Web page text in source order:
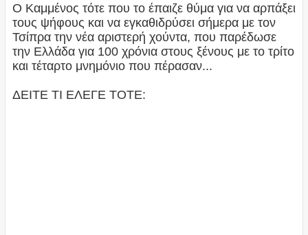
Ο Καμμένος τότε που το έπαιζε θύμα για να αρπάξει
τους ψήφους και να εγκαθιδρύσει σήμερα με τον
Τσίπρα την νέα αριστερή χούντα, που παρέδωσε
την Ελλάδα για 100 χρόνια στους ξένους με το τρίτο
και τέταρτο μνημόνιο που πέρασαν...
ΔΕΙΤΕ ΤΙ ΕΛΕΓΕ ΤΟΤΕ: